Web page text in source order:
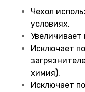
Чехол
условиях.
Увеличивает
Исключает
химия).
Исключает